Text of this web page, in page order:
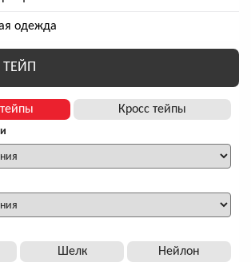
одежда
Кросс тейпы
Шелк Нейлон